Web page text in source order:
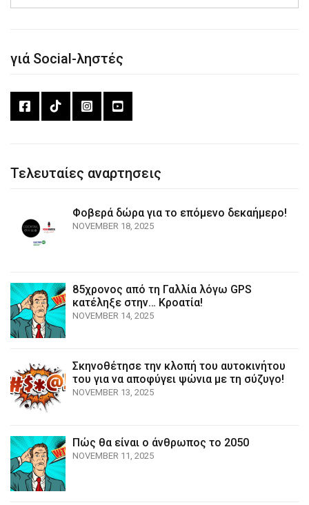
γιά Social-ληστές
Τελευταίες αναρτησεις
Φοβερά δώρα για το επόμενο δεκαήμερο!
NOVEMBER 18, 2025
85χρονος από τη Γαλλία λόγω GPS
κατέληξε στην… Κροατία!
NOVEMBER 14, 2025
Σκηνοθέτησε την κλοπή του αυτοκινήτου
του για να αποφύγει ψώνια με τη σύζυγο!
NOVEMBER 13, 2025
Πώς θα είναι ο άνθρωπος το 2050
NOVEMBER 11, 2025